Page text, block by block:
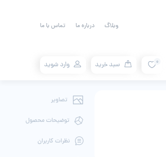
وبلاگ درباره ما تماس با ما
0 سبد خرید وارد شوید
تصاویر
توضیحات محصول
نظرات کاربران